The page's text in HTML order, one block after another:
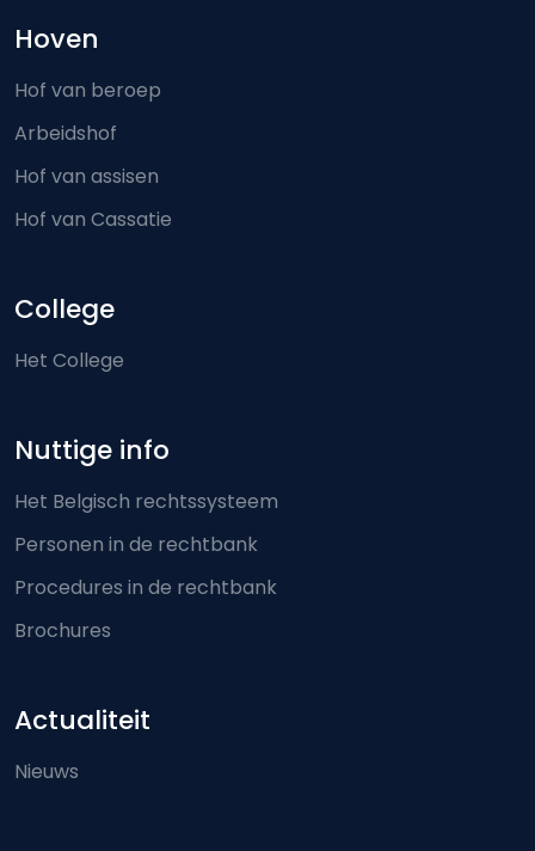
Hoven
Hof van beroep
Arbeidshof
Hof van assisen
Hof van Cassatie
College
Het College
Nuttige info
Het Belgisch rechtssysteem
Personen in de rechtbank
Procedures in de rechtbank
Brochures
Actualiteit
Nieuws